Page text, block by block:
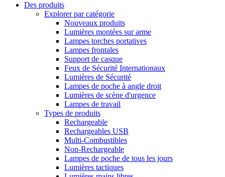
Des produits
Explorer par catégorie
Nouveaux produits
Lumières montées sur arme
Lampes torches portatives
Lampes frontales
Support de casque
Feux de Sécurité Internationaux
Lumières de Sécurité
Lampes de poche à angle droit
Lumières de scène d'urgence
Lampes de travail
Types de produits
Rechargeable
Rechargeables USB
Multi-Combustibles
Non-Rechargeable
Lampes de poche de tous les jours
Lumières tactiques